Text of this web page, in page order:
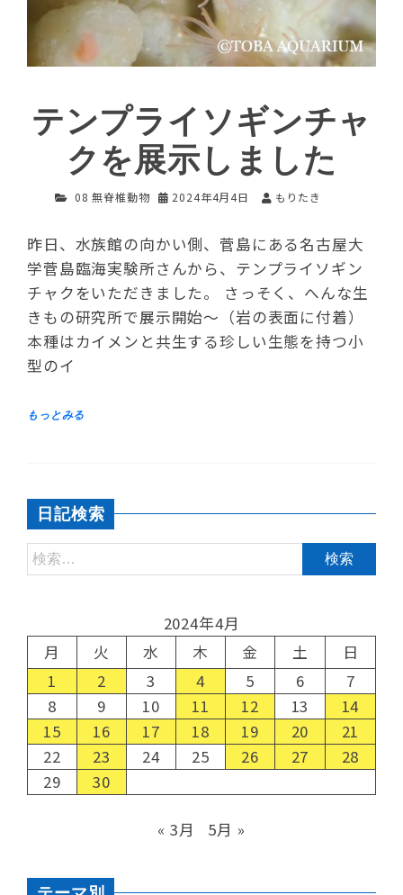
テンプライソギンチャ
クを展示しました
08 無脊椎動物 2024年4月4日 もりたき
昨日、水族館の向かい側、菅島にある名古屋大
学菅島臨海実験所さんから、テンプライソギン
チャクをいただきました。 さっそく、へんな生
きもの研究所で展示開始～（岩の表面に付着）
本種はカイメンと共生する珍しい生態を持つ小
型のイ
日記検索
2024年4月
月
火 水 木 金 土
日
1
2 3 4 5 6
7
8
9 10 11 12 13
14
15
16 17 18 19 20
21
22
23 24 25 26 27
28
29
30
« 3月 5月 »